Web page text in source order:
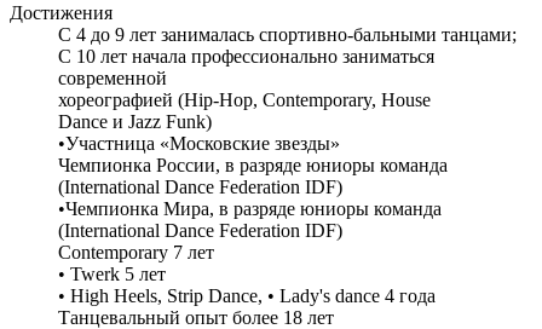
Достижения
С 4 до 9 лет занималась спортивно-бальными танцами;
С 10 лет начала профессионально заниматься
современной
хореографией (Hip-Hop, Contemporary, House
Dance и Jazz Funk)
•Участница «Московские звезды»
Чемпионка России, в разряде юниоры команда
(International Dance Federation IDF)
•Чемпионка Мира, в разряде юниоры команда
(International Dance Federation IDF)
Contemporary 7 лет
• Twerk 5 лет
• High Heels, Strip Dance, • Lady's dance 4 года
Танцевальный опыт более 18 лет